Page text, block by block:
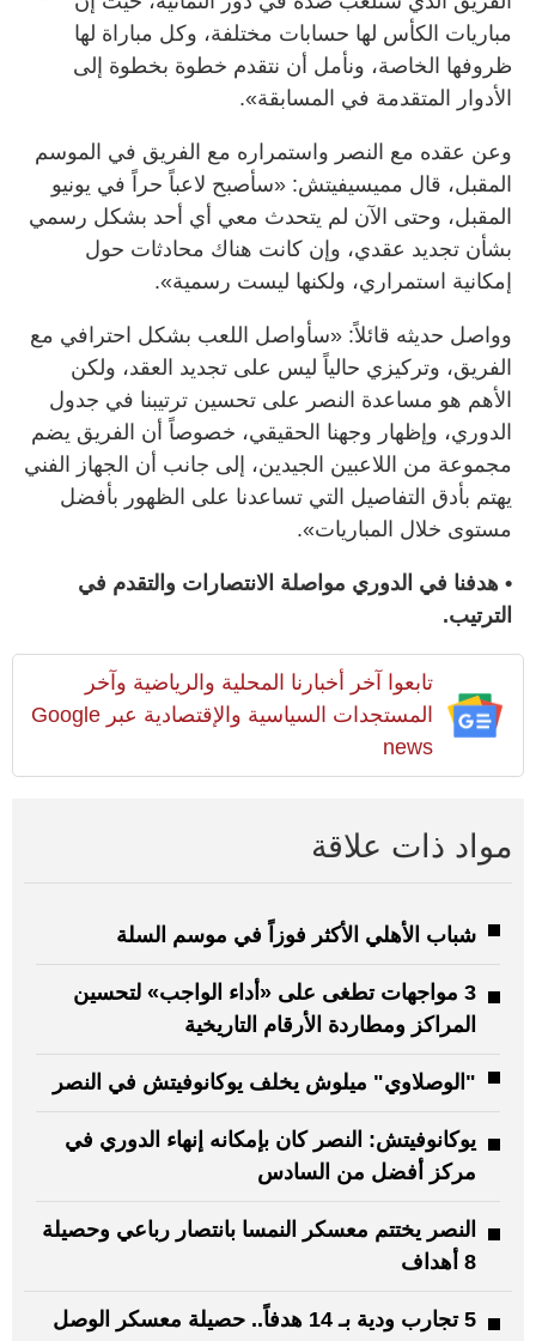
مباريات الكأس لها حسابات مختلفة، وكل مباراة لها
ظروفها الخاصة، ونأمل أن نتقدم خطوة بخطوة إلى
الأدوار المتقدمة في المسابقة».
وعن عقده مع النصر واستمراره مع الفريق في الموسم
المقبل، قال مميسيفيتش: «سأصبح لاعباً حراً في يونيو
المقبل، وحتى الآن لم يتحدث معي أي أحد بشكل رسمي
بشأن تجديد عقدي، وإن كانت هناك محادثات حول
إمكانية استمراري، ولكنها ليست رسمية».
وواصل حديثه قائلاً: «سأواصل اللعب بشكل احترافي مع
الفريق، وتركيزي حالياً ليس على تجديد العقد، ولكن
الأهم هو مساعدة النصر على تحسين ترتيبنا في جدول
الدوري، وإظهار وجهنا الحقيقي، خصوصاً أن الفريق يضم
مجموعة من اللاعبين الجيدين، إلى جانب أن الجهاز الفني
يهتم بأدق التفاصيل التي تساعدنا على الظهور بأفضل
مستوى خلال المباريات».
• هدفنا في الدوري مواصلة الانتصارات والتقدم في
الترتيب.
تابعوا آخر أخبارنا المحلية والرياضية وآخر
المستجدات السياسية والإقتصادية عبر Google
news
مواد ذات علاقة
شباب الأهلي الأكثر فوزاً في موسم السلة
3 مواجهات تطغى على «أداء الواجب» لتحسين
المراكز ومطاردة الأرقام التاريخية
"الوصلاوي" ميلوش يخلف يوكانوفيتش في النصر
يوكانوفيتش: النصر كان بإمكانه إنهاء الدوري في
مركز أفضل من السادس
النصر يختتم معسكر النمسا بانتصار رباعي وحصيلة
8 أهداف
5 تجارب ودية بـ 14 هدفاً.. حصيلة معسكر الوصل